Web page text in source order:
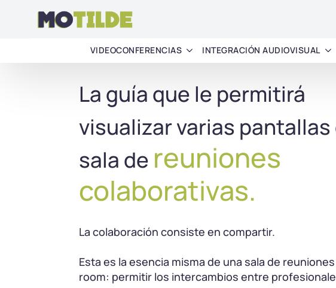
VIDEOCONFERENCIAS INTEGRACIÓN AUDIOVISUAL
La guía que le permitirá
visualizar varias pantallas
sala de reuniones
colaborativas.
La colaboración consiste en compartir.
Esta es la esencia misma de una sala de
room: permitir los intercambios entre